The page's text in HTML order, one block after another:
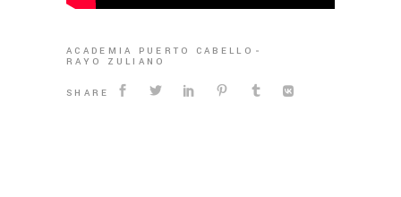
ACADEMIA PUERTO CABELLO
RAYO ZULIANO
SHARE